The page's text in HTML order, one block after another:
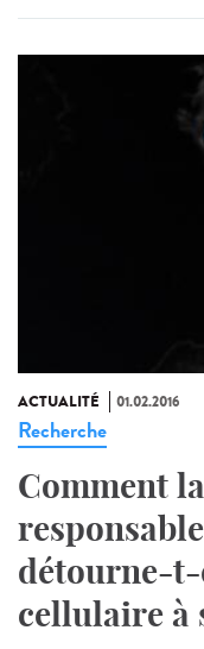
ACTUALITÉ 01.02.2016
Recherche
Comment
détourne-
cellulaire à